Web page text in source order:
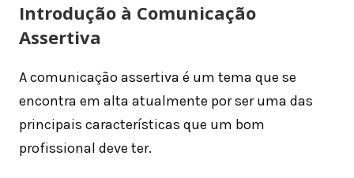
Introdução à Comunicação
Assertiva
A comunicação assertiva é um tema que se
encontra em alta atualmente por ser uma das
principais características que um bom
profissional deve ter.